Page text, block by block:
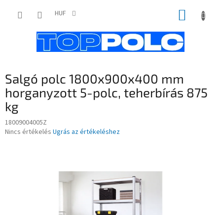
HUF KOSÁR
Salgó polc 1800x900x400 mm
horganyzott 5-polc, teherbírás 875
kg
18009004005Z
A
Nincs értékelés Ugrás az értékeléshez